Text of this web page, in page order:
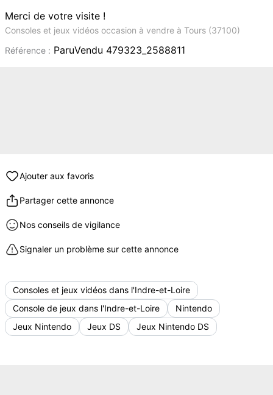
Merci de votre visite !
Consoles et jeux vidéos occasion à vendre à Tours (37100)
Référence : ParuVendu 479323_2588811
Ajouter aux favoris
Partager cette annonce
Nos conseils de vigilance
Signaler un problème sur cette annonce
Consoles et jeux vidéos dans l'Indre-et-Loire
Console de jeux dans l'Indre-et-Loire
Nintendo
Jeux Nintendo
Jeux DS Jeux Nintendo DS